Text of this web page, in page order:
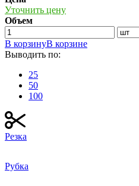
Уточнить цену
Объем
В корзинуВ корзине
Выводить по:
25
50
100
Резка
Рубка